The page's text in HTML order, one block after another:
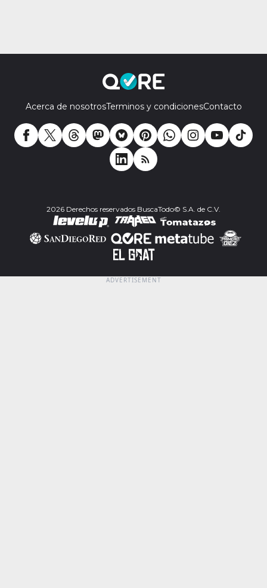
Acerca de nosotrosTerminos y condicionesContacto
2026 Derechos reservados BuscaTodo© S.A. de C.V.